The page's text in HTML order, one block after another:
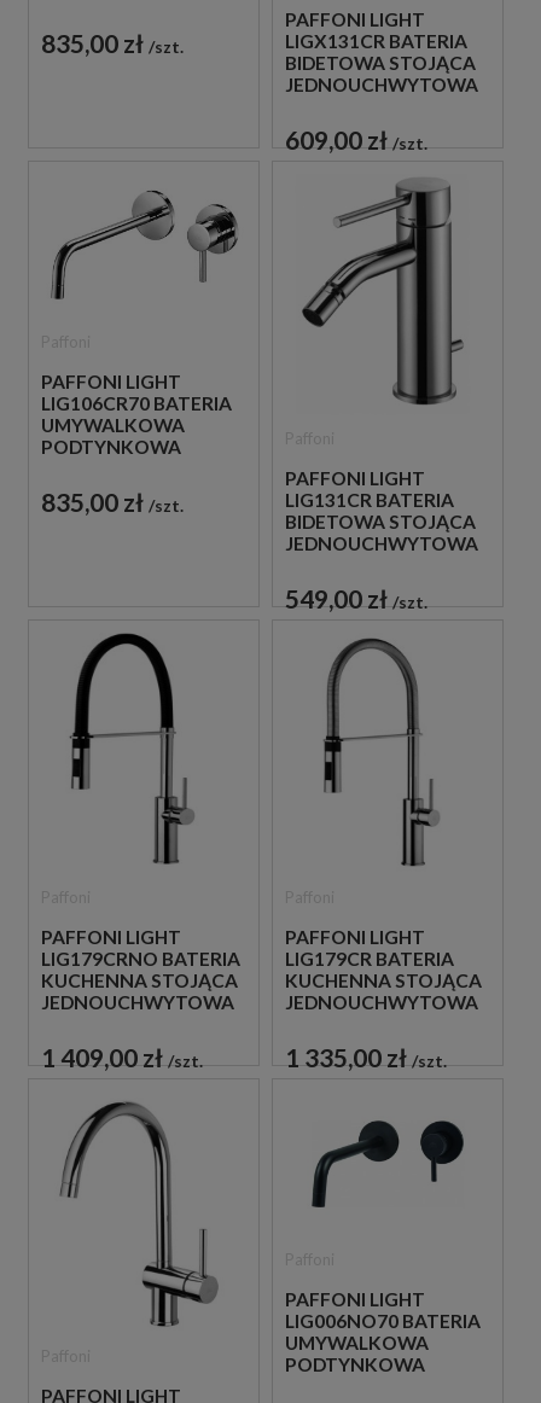
CHROM
835,00 zł szt.
PAFFONI LIGHT
LIGX131CR BATERIA
BIDETOWA STOJĄCA
JEDNOUCHWYTOWA
609,00 zł szt.
PAFFONI LIGHT
LIG106CR70 BATERIA
UMYWALKOWA
PODTYNKOWA
CHROM
835,00 zł szt.
PAFFONI LIGHT
LIG131CR BATERIA
BIDETOWA STOJĄCA
JEDNOUCHWYTOWA
549,00 zł szt.
PAFFONI LIGHT
LIG179CRNO BATERIA
KUCHENNA STOJĄCA
JEDNOUCHWYTOWA
1 409,00 zł szt.
PAFFONI LIGHT
LIG179CR BATERIA
KUCHENNA STOJĄCA
JEDNOUCHWYTOWA
1 335,00 zł szt.
PAFFONI LIGHT
PAFFONI LIGHT
LIG006NO70 BATERIA
UMYWALKOWA
PODTYNKOWA